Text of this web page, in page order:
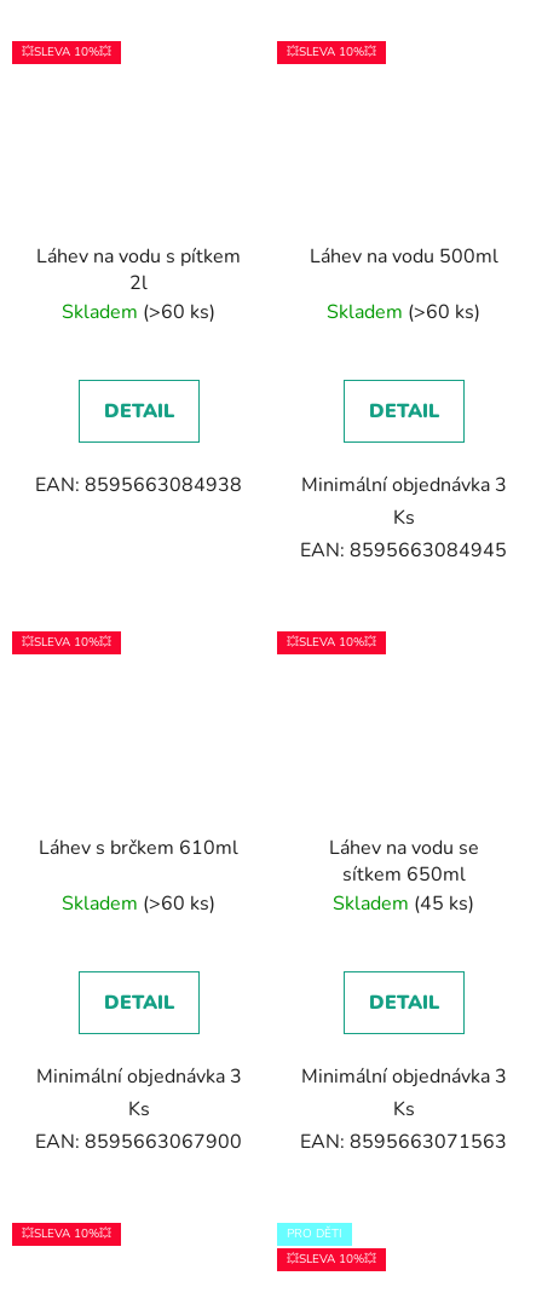
💥SLEVA 10%💥
Láhev na vodu s pítkem
2l
Skladem (>60 ks)
DETAIL
EAN: 8595663084938
💥SLEVA 10%💥
Láhev na vodu 500ml
Skladem (>60 ks)
DETAIL
Minimální objednávka 3
Ks
EAN: 8595663084945
💥SLEVA 10%💥
Láhev s brčkem 610ml
Skladem (>60 ks)
DETAIL
Minimální objednávka 3
Ks
EAN: 8595663067900
💥SLEVA 10%💥
Láhev na vodu se
sítkem 650ml
Skladem (45 ks)
DETAIL
Minimální objednávka 3
Ks
EAN: 8595663071563
💥SLEVA 10%💥
PRO DĚTI
💥SLEVA 10%💥